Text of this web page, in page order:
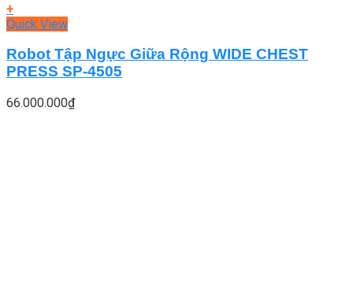
+
Quick View
Robot Tập Ngực Giữa Rộng WIDE CHEST
PRESS SP-4505
66.000.000₫